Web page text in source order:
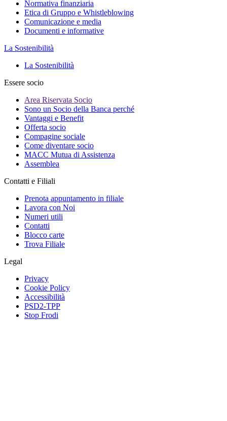
Normativa finanziaria
Etica di Gruppo e Whistleblowing
Comunicazione e media
Documenti e informative
La Sostenibilità
La Sostenibilità
Essere socio
Area Riservata Socio
Sono un Socio della Banca perché
Vantaggi e Benefit
Offerta socio
Compagine sociale
Come diventare socio
MACC Mutua di Assistenza
Assemblea
Contatti e Filiali
Prenota appuntamento in filiale
Lavora con Noi
Numeri utili
Contatti
Blocco carte
Trova Filiale
Legal
Privacy
Cookie Policy
Accessibilità
PSD2-TPP
Stop Frodi